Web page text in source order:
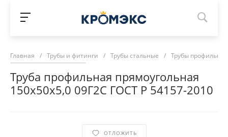
Главная / Трубы и фитинги / Трубы стальные / Трубы
Труба профильная прямоугольная
150х50х5,0 09Г2С ГОСТ Р 54157-2010
ОТЛОЖИТЬ